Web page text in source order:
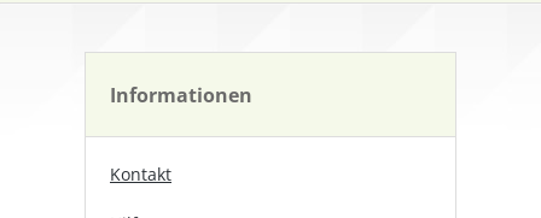
Informationen
Kontakt